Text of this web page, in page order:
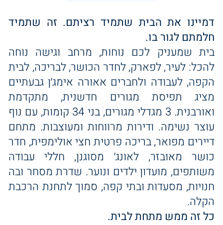
דמיינו את הבית שתמיד רציתם. זה שתמיד
חלמתם לגור בו.
בית שמעניק לכם נוחות, מרחב וגישה נוחה
להכל: לעיר, לפארק, לחדר הכושר, לבריכה, לבית
הקפה, לעבודה ולחברים אאורה אימג׳ן גבעתיים
מציג תפיסת מגורים חדשנית, מתקדמת
ואורבנית. 3 מגדלי מגורים, בני 34 קומות, עם נוף
עוצר נשימה. ודירות מרווחות ומעוצבות. מתחם
דיירים מפואר, בריכה פרטית חצי אולימפית, חדר
כושר מאובזר, לאונג׳ מסוגנן, חללי עבודה
משותפים, מועדון ילדים ונוער. שדרת מסחר ובה
חנויות, מסעדות ובתי קפה, סמוך לתחנת הרכבת
הקלה.
כל זה ממש מתחת לבית.